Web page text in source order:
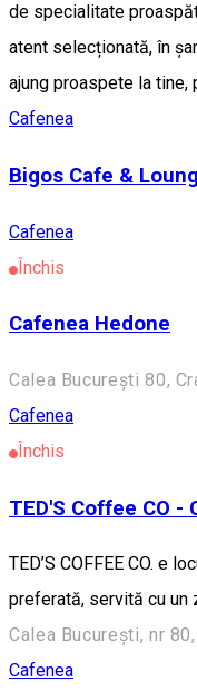
de specialitate
atent selecționată, în
ajung proaspete la tine,
Cafenea
Bigos Cafe &
Cafenea
Închis
Cafenea Hedone
Calea București 80,
Cafenea
Închis
TED'S Coffee CO -
TED’S COFFEE CO. e
preferată, servită cu un
Calea București, nr
Cafenea